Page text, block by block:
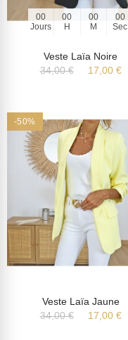
00
Jours
00
H
00
M
00
Sec
Veste Laïa Noire
34,00 €
17,00 €
-50%
Veste Laïa Jaune
34,00 €
17,00 €